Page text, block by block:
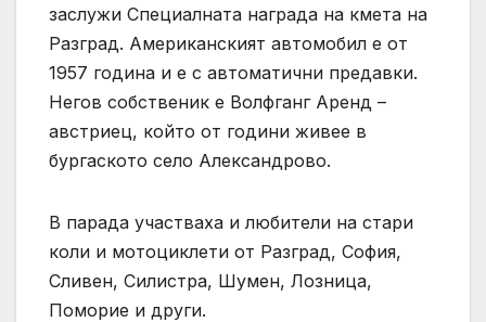
заслужи Специалната награда на кмета на
Разград. Американският автомобил е от
1957 година и е с автоматични предавки.
Негов собственик е Волфганг Аренд –
австриец, който от години живее в
бургаското село Александрово.
В парада участваха и любители на стари
коли и мотоциклети от Разград, София,
Сливен, Силистра, Шумен, Лозница,
Поморие и други.